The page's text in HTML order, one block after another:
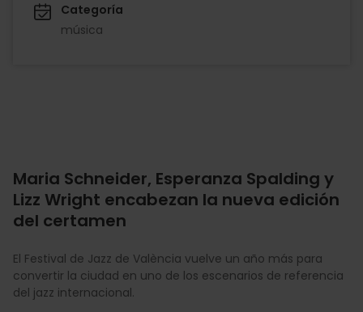
Categoría
música
Maria Schneider, Esperanza Spalding y
Lizz Wright encabezan la nueva edición
del certamen
El Festival de Jazz de València vuelve un año más para
convertir la ciudad en uno de los escenarios de referencia
del jazz internacional.